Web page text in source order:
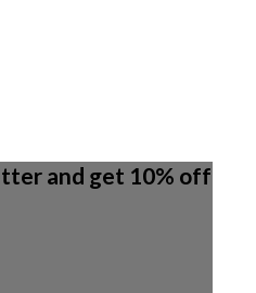
and get 10% off